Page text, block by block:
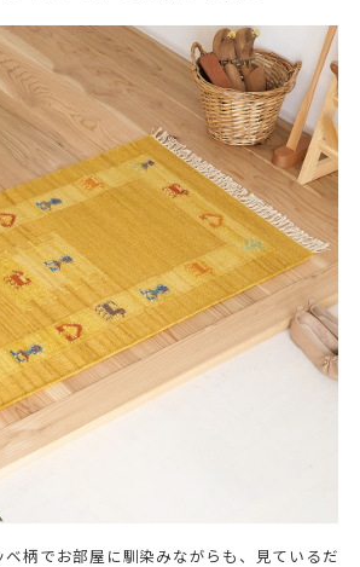
ベ柄でお部屋に馴染みながらも、見ているだ